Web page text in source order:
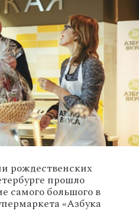
рождественских
прошло
самого большого в
«Азбука